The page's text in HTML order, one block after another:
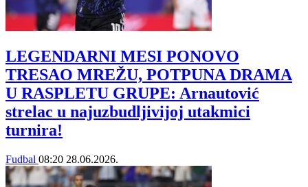
LEGENDARNI MESI PONOVO
TRESAO MREŽU, POTPUNA DRAMA
U RASPLETU GRUPE: Arnautović
strelac u najuzbudljivijoj utakmici
turnira!
Fudbal 08:20 28.06.2026.